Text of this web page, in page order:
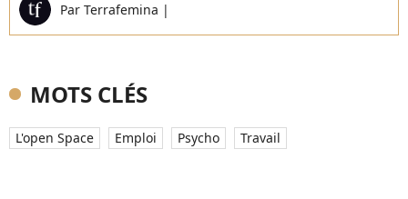
Par Terrafemina |
MOTS CLÉS
L'open Space Emploi Psycho Travail